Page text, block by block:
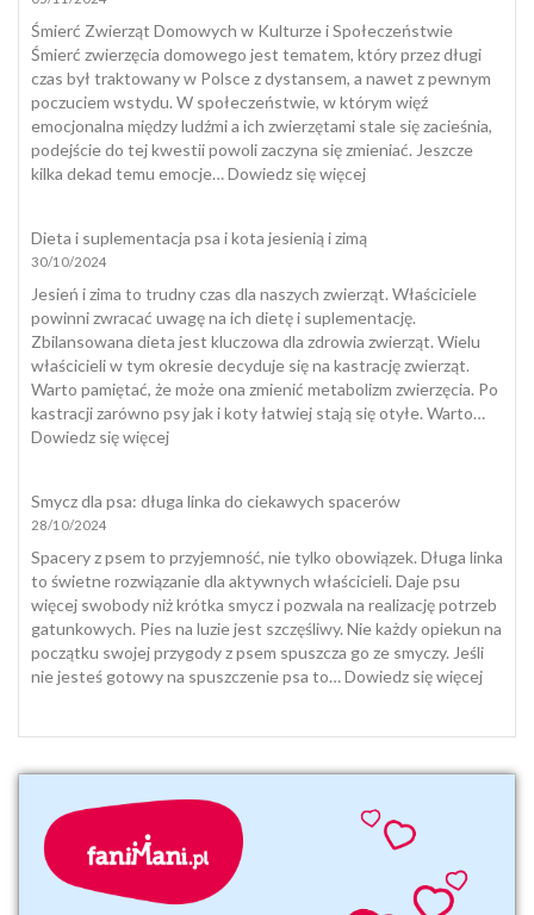
Śmierć Zwierząt Domowych w Kulturze i Społeczeństwie
Śmierć zwierzęcia domowego jest tematem, który przez długi
czas był traktowany w Polsce z dystansem, a nawet z pewnym
poczuciem wstydu. W społeczeństwie, w którym więź
emocjonalna między ludźmi a ich zwierzętami stale się zacieśnia,
podejście do tej kwestii powoli zaczyna się zmieniać. Jeszcze
kilka dekad temu emocje…Dowiedz się więcej:
Jak
Polsce
przeżywamy
śmierć
zwierząt
domowych
i
nią
Dieta i suplementacja psa i kota jesienią i zimą
30/10/2024
Jesień i zima to trudny czas dla naszych zwierząt. Właściciele
powinni zwracać uwagę na ich dietę i suplementację.
Zbilansowana dieta jest kluczowa dla zdrowia zwierząt. Wielu
właścicieli w tym okresie decyduje się na kastrację zwierząt.
Warto pamiętać, że może ona zmienić metabolizm zwierzęcia. Po
kastracji zarówno psy jak i koty łatwiej stają się otyłe. Warto…
Dowiedz się więcej:
suplementacja
i
kota
jesienią
i
zimą
Smycz dla psa: długa linka do ciekawych spacerów
28/10/2024
Spacery z psem to przyjemność, nie tylko obowiązek. Długa linka
to świetne rozwiązanie dla aktywnych właścicieli. Daje psu
więcej swobody niż krótka smycz i pozwala na realizację potrzeb
gatunkowych. Pies na luzie jest szczęśliwy. Nie każdy opiekun na
początku swojej przygody z psem spuszcza go ze smyczy. Jeśli
nie jesteś gotowy na spuszczenie psa to…Dowiedz się więcej:
długa